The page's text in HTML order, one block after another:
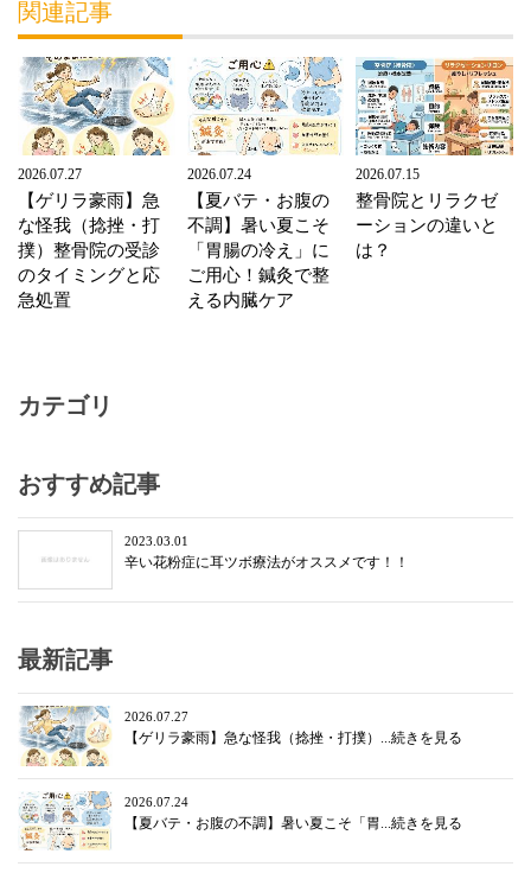
関連記事
2026.07.27
【ゲリラ豪雨】急
な怪我（捻挫・打
撲）整骨院の受診
のタイミングと応
急処置
2026.07.24
【夏バテ・お腹の
不調】暑い夏こそ
「胃腸の冷え」に
ご用心！鍼灸で整
える内臓ケア
2026.07.15
整骨院とリラクゼ
ーションの違いと
は？
カテゴリ
おすすめ記事
2023.03.01
辛い花粉症に耳ツボ療法がオススメです！！
最新記事
2026.07.27
【ゲリラ豪雨】急な怪我（捻挫・打撲）...続きを見る
2026.07.24
【夏バテ・お腹の不調】暑い夏こそ「胃...続きを見る